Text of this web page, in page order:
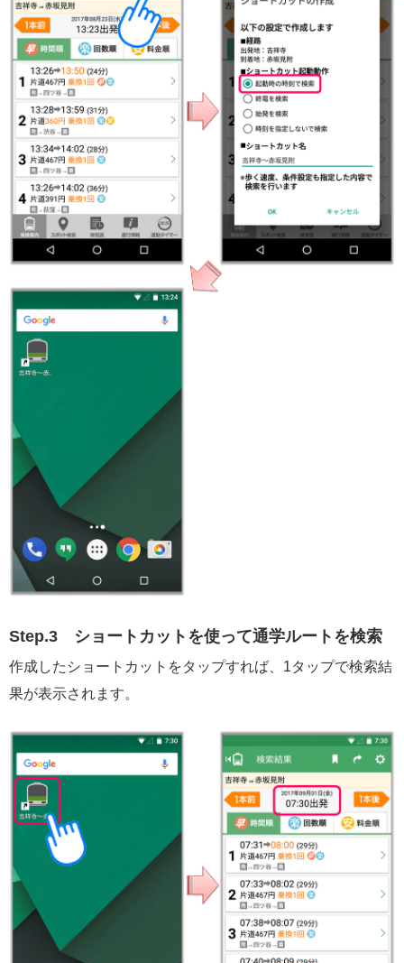
Step.3 ショートカットを使って通学ルートを検索
作成したショートカットをタップすれば、1タップで検索結
果が表示されます。